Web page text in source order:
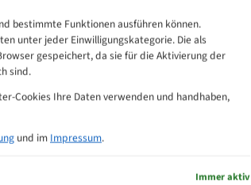
bestimmte Funktionen ausführen können.
unter jeder Einwilligungskategorie. Die als
gespeichert, da sie für die Aktivierung der
sind.
Cookies Ihre Daten verwenden und handhaben,
und im Impressum.
Immer aktiv